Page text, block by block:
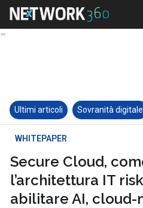
Ultimi articoli Sovranità digitale
WHITEPAPER
Secure Cloud,
l’architettura IT
abilitare AI, cloud-